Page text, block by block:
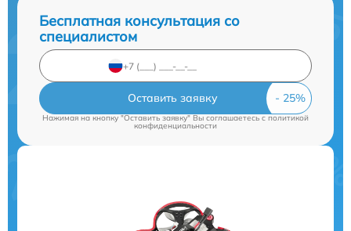
Бесплатная консультация со
специалистом
Оставить заявку
Нажимая на кнопку "Оставить заявку" Вы соглашаетесь c политикой
конфиденциальности